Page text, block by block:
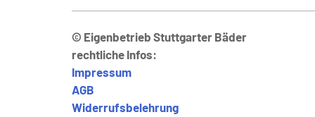
© Eigenbetrieb Stuttgarter Bäder
rechtliche Infos:
Impressum
AGB
Widerrufsbelehrung